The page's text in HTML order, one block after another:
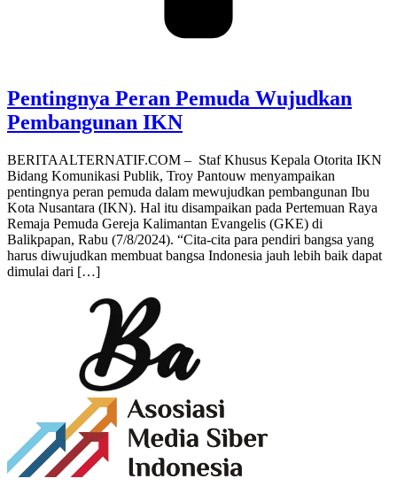
Pentingnya Peran Pemuda Wujudkan
Pembangunan IKN
BERITAALTERNATIF.COM – Staf Khusus Kepala Otorita IKN
Bidang Komunikasi Publik, Troy Pantouw menyampaikan
pentingnya peran pemuda dalam mewujudkan pembangunan Ibu
Kota Nusantara (IKN). Hal itu disampaikan pada Pertemuan Raya
Remaja Pemuda Gereja Kalimantan Evangelis (GKE) di
Balikpapan, Rabu (7/8/2024). “Cita-cita para pendiri bangsa yang
harus diwujudkan membuat bangsa Indonesia jauh lebih baik dapat
dimulai dari […]